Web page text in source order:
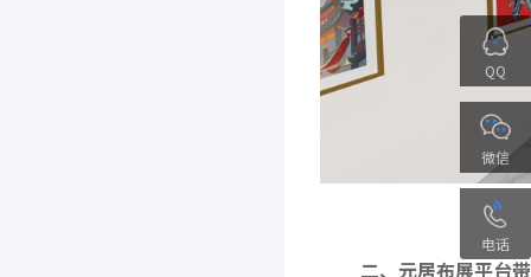
二、元居布展平台
QQ
微信
电话